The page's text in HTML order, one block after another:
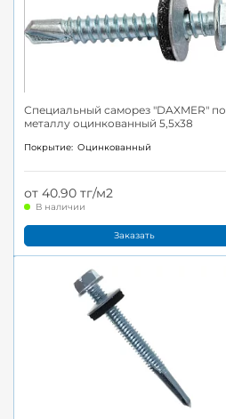
Специальный саморез "DAXMER" по
металлу оцинкованный 5,5x38
Покрытие: Оцинкованный
от 40.90 тг/м2
В наличии
Заказать